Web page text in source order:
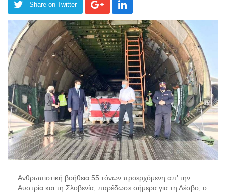
Share on Twitter
Ανθρωπιστική βοήθεια 55 τόνων προερχόμενη απ’ την
Αυστρία και τη Σλοβενία, παρέδωσε σήμερα για τη Λέσβο, ο